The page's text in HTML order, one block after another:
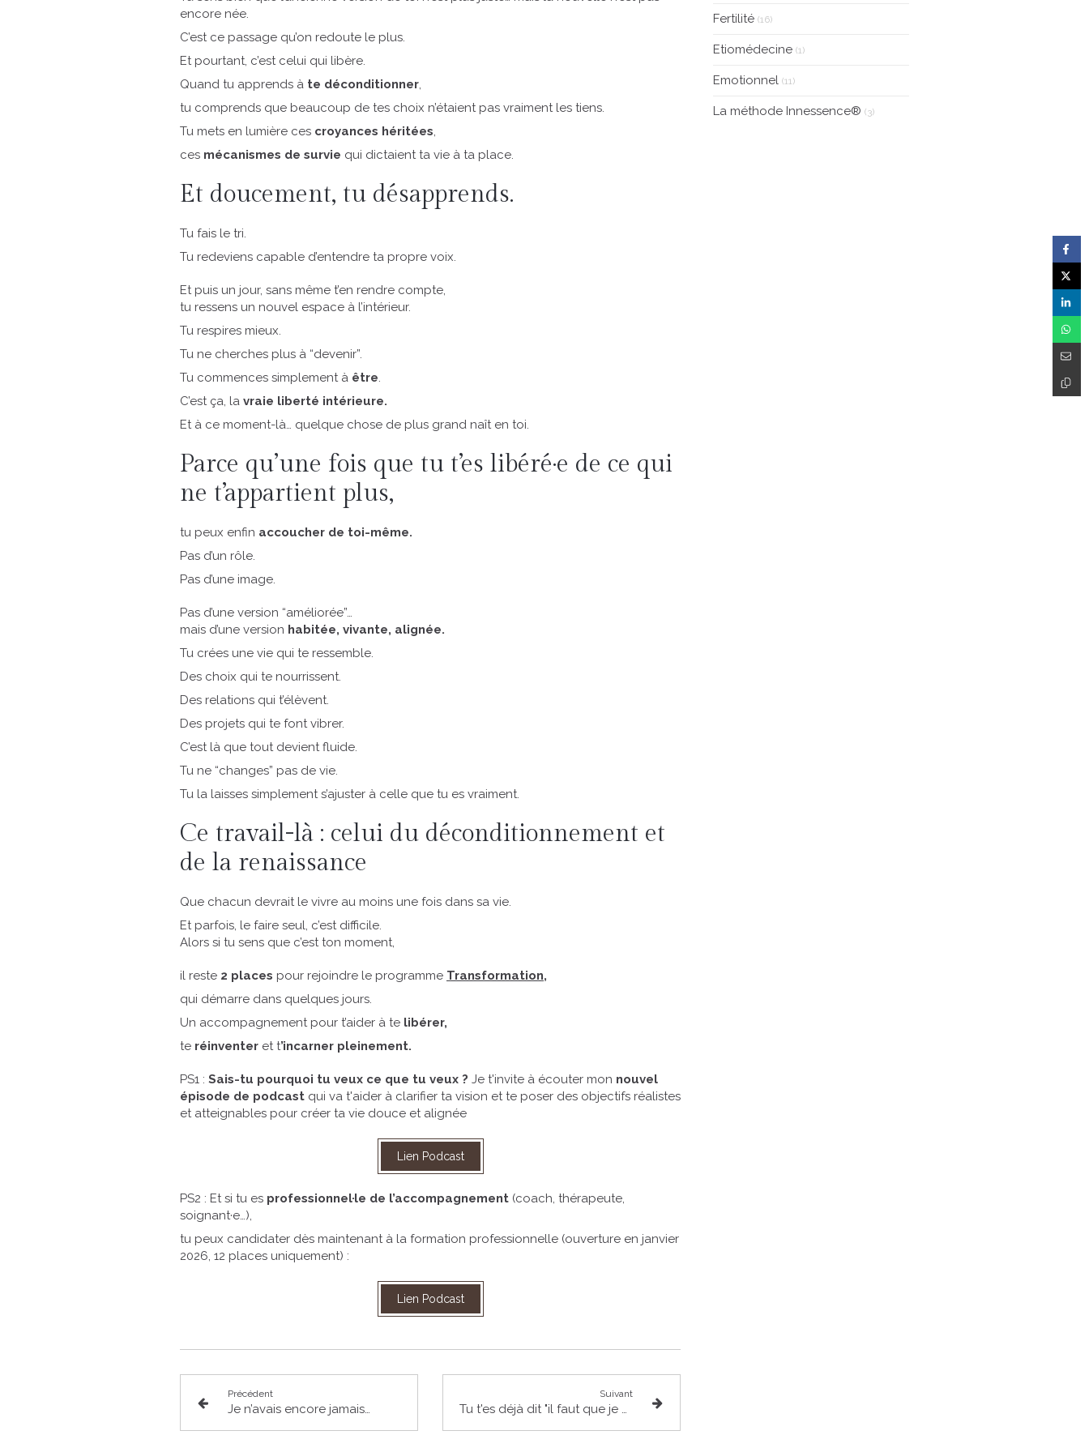
encore née.
C’est ce passage qu’on redoute le plus.
Et pourtant, c’est celui qui libère.
Quand tu apprends à te déconditionner,
tu comprends que beaucoup de tes choix n’étaient pas vraiment les tiens.
Tu mets en lumière ces croyances héritées,
ces mécanismes de survie qui dictaient ta vie à ta place.
Et doucement, tu désapprends.
Tu fais le tri.
Tu redeviens capable d’entendre ta propre voix.
Et puis un jour, sans même t’en rendre compte,
tu ressens un nouvel espace à l’intérieur.
Tu respires mieux.
Tu ne cherches plus à “devenir”.
Tu commences simplement à être.
C’est ça, la vraie liberté intérieure.
Et à ce moment-là… quelque chose de plus grand naît en toi.
Parce qu’une fois que tu t’es libéré·e de ce qui
ne t’appartient plus,
tu peux enfin accoucher de toi-même.
Pas d’un rôle.
Pas d’une image.
Pas d’une version “améliorée”…
mais d’une version habitée, vivante, alignée.
Tu crées une vie qui te ressemble.
Des choix qui te nourrissent.
Des relations qui t’élèvent.
Des projets qui te font vibrer.
C’est là que tout devient fluide.
Tu ne “changes” pas de vie.
Tu la laisses simplement s’ajuster à celle que tu es vraiment.
Ce travail-là : celui du déconditionnement et
de la renaissance
Que chacun devrait le vivre au moins une fois dans sa vie.
Et parfois, le faire seul, c’est difficile.
Alors si tu sens que c’est ton moment,
il reste 2 places pour rejoindre le programme Transformation,
qui démarre dans quelques jours.
Un accompagnement pour t’aider à te libérer,
te réinventer et t’incarner pleinement.
PS1 : Sais-tu pourquoi tu veux ce que tu veux ? Je t'invite à écouter mon nouvel
épisode de podcast qui va t'aider à clarifier ta vision et te poser des objectifs réalistes
et atteignables pour créer ta vie douce et alignée
Lien Podcast
PS2 : Et si tu es professionnel·le de l’accompagnement (coach, thérapeute,
soignant·e…),
tu peux candidater dès maintenant à la formation professionnelle (ouverture en janvier
2026, 12 places uniquement) :
Lien Podcast
Précédent
Je n’avais encore jamais osé le faire.
Suivant
Tu t'es déjà dit "il faut que je me calme" après un coup de stress ?
Fertilité (16)
Etiomédecine (1)
Emotionnel (11)
La méthode Innessence® (3)